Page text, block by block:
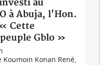
au
à Abuja, l'Hon.
Cette
Gblo »
Koumoin Konan René,